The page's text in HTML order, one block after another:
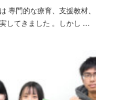
専門的な療育、支援教材、
してきました 。しかし …